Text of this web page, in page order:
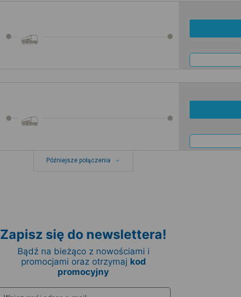
Późniejsze połączenia
Zapisz się do newslettera!
Bądź na bieżąco z nowościami i
promocjami oraz otrzymaj kod
promocyjny